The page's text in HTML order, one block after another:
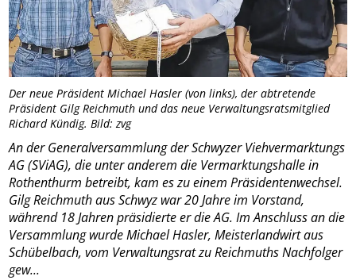
Der neue Präsident Michael Hasler (von links), der abtretende
Präsident Gilg Reichmuth und das neue Verwaltungsratsmitglied
Richard Kündig. Bild: zvg
An der Generalversammlung der Schwyzer Viehvermarktungs
AG (SViAG), die unter anderem die Vermarktungshalle in
Rothenthurm betreibt, kam es zu einem Präsidentenwechsel.
Gilg Reichmuth aus Schwyz war 20 Jahre im Vorstand,
während 18 Jahren präsidierte er die AG. Im Anschluss an die
Versammlung wurde Michael Hasler, Meisterlandwirt aus
Schübelbach, vom Verwaltungsrat zu Reichmuths Nachfolger
gew...